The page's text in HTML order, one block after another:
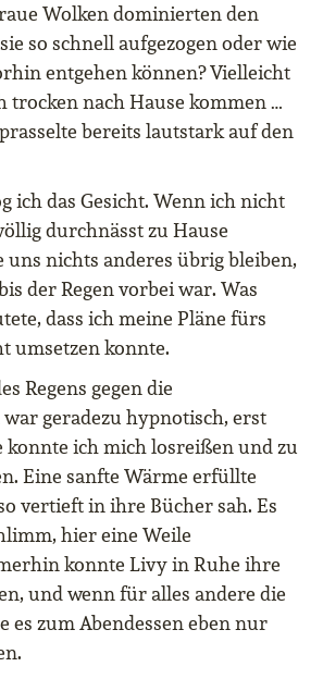
Wolken dominierten den
so schnell aufgezogen oder wie
entgehen können? Vielleicht
nach Hause kommen …
bereits lautstark auf den
ich das Gesicht. Wenn ich nicht
durchnässt zu Hause
uns nichts anderes übrig bleiben,
der Regen vorbei war. Was
dass ich meine Pläne fürs
umsetzen konnte.
Regens gegen die
geradezu hypnotisch, erst
konnte ich mich losreißen und zu
Eine sanfte Wärme erfüllte
vertieft in ihre Bücher sah. Es
hier eine Weile
konnte Livy in Ruhe ihre
und wenn für alles andere die
es zum Abendessen eben nur